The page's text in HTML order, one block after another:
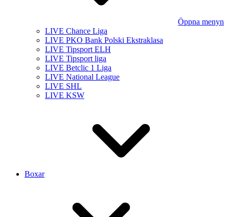
Öppna menyn
LIVE Chance Liga
LIVE PKO Bank Polski Ekstraklasa
LIVE Tipsport ELH
LIVE Tipsport liga
LIVE Betclic 1 Liga
LIVE National League
LIVE SHL
LIVE KSW
Boxar